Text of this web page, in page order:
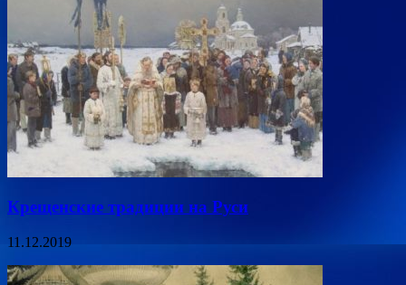
Крещенские традиции на Руси
11.12.2019